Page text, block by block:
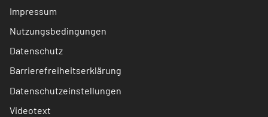
Impressum
Nutzungsbedingungen
Datenschutz
Barrierefreiheitserklärung
Datenschutzeinstellungen
Videotext